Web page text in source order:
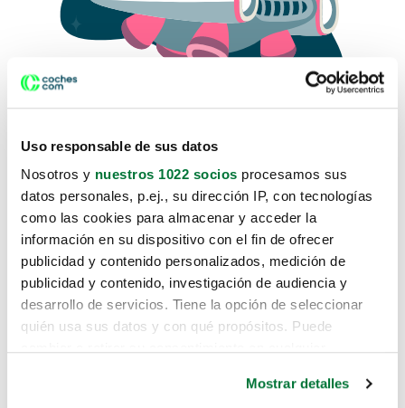
Uso responsable de sus datos
Nosotros y nuestros 1022 socios procesamos sus
datos personales, p.ej., su dirección IP, con tecnologías
como las cookies para almacenar y acceder la
información en su dispositivo con el fin de ofrecer
publicidad y contenido personalizados, medición de
publicidad y contenido, investigación de audiencia y
desarrollo de servicios. Tiene la opción de seleccionar
quién usa sus datos y con qué propósitos. Puede
Mostrar detalles
Lo sentimos, no sabemos como
te hemos traido hasta aquí.
Pero puedes encontrar el coche que estás
buscando en alguno de estos enlaces: